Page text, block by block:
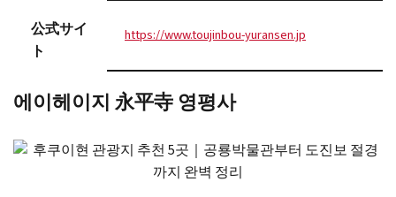
公式サイ
ト
https://www.toujinbou-yuransen.jp
에이헤이지 永平寺 영평사